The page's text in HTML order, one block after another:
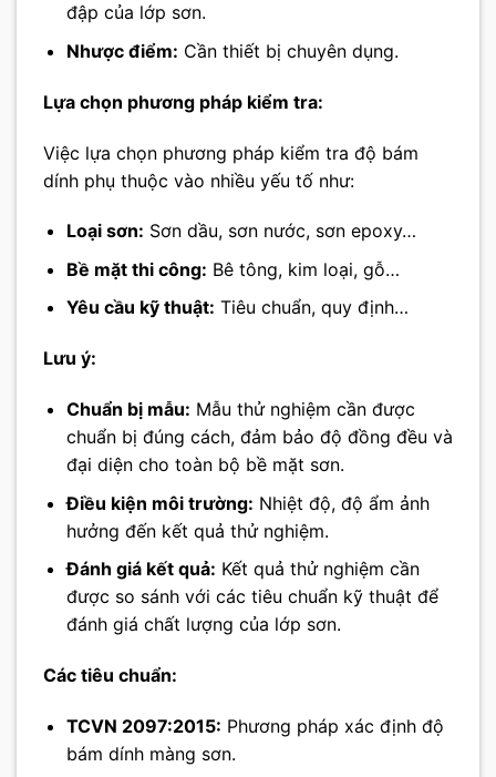
đập của lớp sơn.
Nhược điểm: Cần thiết bị chuyên dụng.
Lựa chọn phương pháp kiểm tra:
Việc lựa chọn phương pháp kiểm tra độ bám
dính phụ thuộc vào nhiều yếu tố như:
Loại sơn: Sơn dầu, sơn nước, sơn epoxy…
Bề mặt thi công: Bê tông, kim loại, gỗ…
Yêu cầu kỹ thuật: Tiêu chuẩn, quy định…
Lưu ý:
Chuẩn bị mẫu: Mẫu thử nghiệm cần được
chuẩn bị đúng cách, đảm bảo độ đồng đều và
đại diện cho toàn bộ bề mặt sơn.
Điều kiện môi trường: Nhiệt độ, độ ẩm ảnh
hưởng đến kết quả thử nghiệm.
Đánh giá kết quả: Kết quả thử nghiệm cần
được so sánh với các tiêu chuẩn kỹ thuật để
đánh giá chất lượng của lớp sơn.
Các tiêu chuẩn:
TCVN 2097:2015: Phương pháp xác định độ
bám dính màng sơn.